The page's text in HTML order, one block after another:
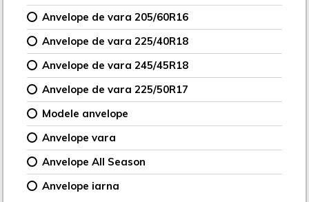
Anvelope de vara 205/60R16
Anvelope de vara 225/40R18
Anvelope de vara 245/45R18
Anvelope de vara 225/50R17
Modele anvelope
Anvelope vara
Anvelope All Season
Anvelope iarna